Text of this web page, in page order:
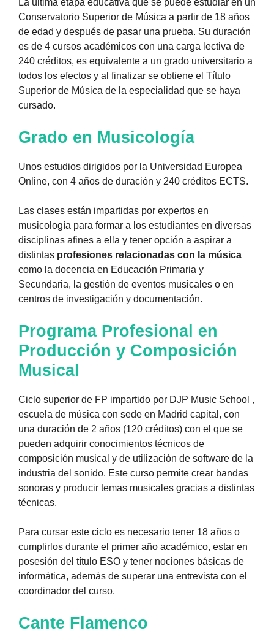
La última etapa educativa que se puede estudiar en un
Conservatorio Superior de Música a partir de 18 años
de edad y después de pasar una prueba. Su duración
es de 4 cursos académicos con una carga lectiva de
240 créditos, es equivalente a un grado universitario a
todos los efectos y al finalizar se obtiene el Título
Superior de Música de la especialidad que se haya
cursado.
Grado en Musicología
Unos estudios dirigidos por la Universidad Europea
Online, con 4 años de duración y 240 créditos ECTS.
Las clases están impartidas por expertos en
musicología para formar a los estudiantes en diversas
disciplinas afines a ella y tener opción a aspirar a
distintas profesiones relacionadas con la música
como la docencia en Educación Primaria y
Secundaria, la gestión de eventos musicales o en
centros de investigación y documentación.
Programa Profesional en
Producción y Composición
Musical
Ciclo superior de FP impartido por DJP Music School ,
escuela de música con sede en Madrid capital, con
una duración de 2 años (120 créditos) con el que se
pueden adquirir conocimientos técnicos de
composición musical y de utilización de software de la
industria del sonido. Este curso permite crear bandas
sonoras y producir temas musicales gracias a distintas
técnicas.
Para cursar este ciclo es necesario tener 18 años o
cumplirlos durante el primer año académico, estar en
posesión del título ESO y tener nociones básicas de
informática, además de superar una entrevista con el
coordinador del curso.
Cante Flamenco